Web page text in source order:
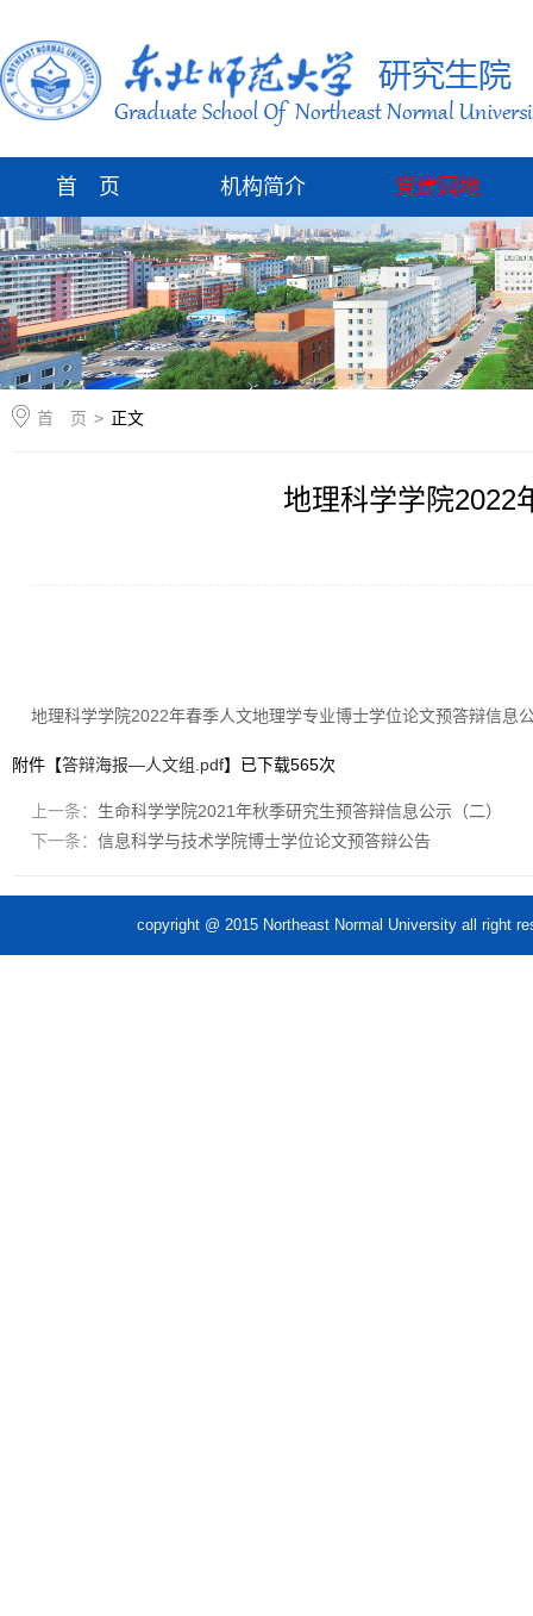
首 页 机构简介 党建园地
首 页 > 正文
地理科学学院2022
地理科学学院2022年春季人文地理学专业博士学位论文预答辩信息
附件【答辩海报—人文组.pdf】已下载565次
上一条： 生命科学学院2021年秋季研究生预答辩信息公示（二）
下一条： 信息科学与技术学院博士学位论文预答辩公告
copyright @ 2015 Northeast Normal University all